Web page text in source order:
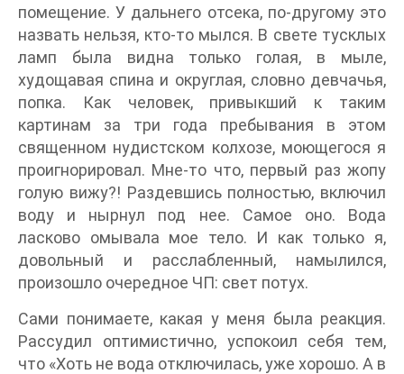
помещение. У дальнего отсека, по-другому это
назвать нельзя, кто-то мылся. В свете тусклых
ламп была видна только голая, в мыле,
худощавая спина и округлая, словно девчачья,
попка. Как человек, привыкший к таким
картинам за три года пребывания в этом
священном нудистском колхозе, моющегося я
проигнорировал. Мне-то что, первый раз жопу
голую вижу?! Раздевшись полностью, включил
воду и нырнул под нее. Самое оно. Вода
ласково омывала мое тело. И как только я,
довольный и расслабленный, намылился,
произошло очередное ЧП: свет потух.
Сами понимаете, какая у меня была реакция.
Рассудил оптимистично, успокоил себя тем,
что «Хоть не вода отключилась, уже хорошо. А в